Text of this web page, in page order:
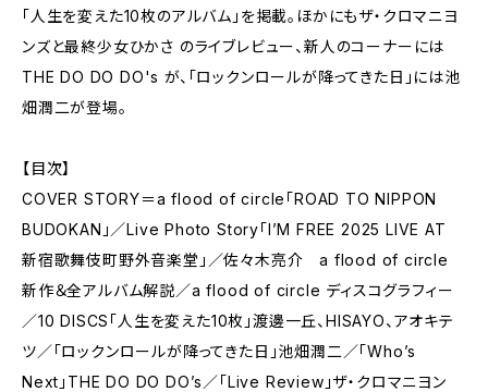
「人生を変えた10枚のアルバム」を掲載。ほかにもザ・クロマニヨ
ンズと最終少女ひかさ のライブレビュー、新人のコーナーには
THE DO DO DO's が、「ロックンロールが降ってきた日」には池
畑潤二が登場。
【目次】
COVER STORY＝a flood of circle「ROAD TO NIPPON
BUDOKAN」／Live Photo Story「I’M FREE 2025 LIVE AT
新宿歌舞伎町野外音楽堂」／佐々木亮介 a flood of circle
新作＆全アルバム解説／a flood of circle ディスコグラフィー
／10 DISCS「人生を変えた10枚」渡邊一丘、HISAYO、アオキテ
ツ／「ロックンロールが降ってきた日」池畑潤二／「Who’s
Next」THE DO DO DO’s／「Live Review」ザ・クロマニヨン